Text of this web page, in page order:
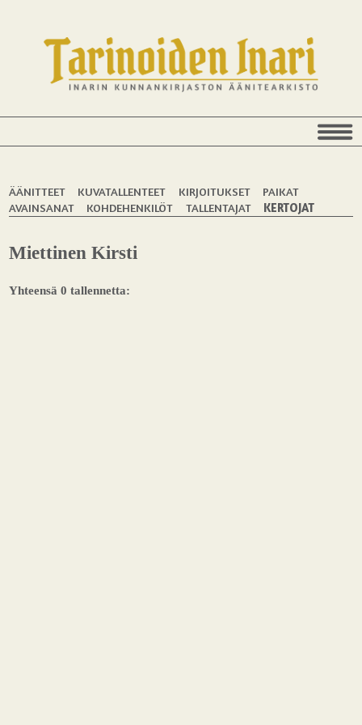
ÄÄNITTEET KUVATALLENTEET KIRJOITUKSET
PAIKAT
AVAINSANAT
KOHDEHENKILÖT TALLENTAJAT KERTOJAT
Miettinen Kirsti
Yhteensä 0 tallennetta: